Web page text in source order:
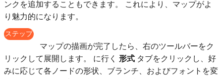
ンクを追加することもできます。 これにより、マップがよ
り魅力的になります。
ステップ
マップの描画が完了したら、右のツールバーをク
リックして展開します。 に行く 形式 タブをクリックし、好
みに応じて各ノードの形状、ブランチ、およびフォントを変